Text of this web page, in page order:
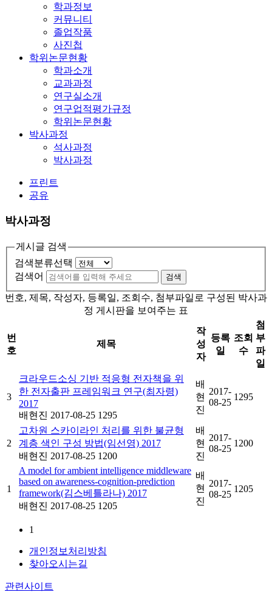
학과정보
커뮤니티
졸업작품
사진첩
학위논문현황
학과소개
교과과정
연구실소개
연구업적평가규정
학위논문현황
박사과정
석사과정
박사과정
프린트
공유
박사과정
게시글 검색
검색분류선택
검색어
검색
번호, 제목, 작성자, 등록일, 조회수, 첨부파일로 구성된 박사과
정 게시판을 보여주는 표
번
호
제목
작
성
자
등록
일
조회
수
첨
부
파
일
3
크라우드소싱 기반 적응형 전자책을 위
한 전자출판 프레임워크 연구(최자령)
2017
배현진 2017-08-25 1295
배
현
진
2017-
08-25
1295
2
고차원 스카이라인 처리를 위한 불균형
계층 색인 구성 방법(임선영) 2017
배현진 2017-08-25 1200
배
현
진
2017-
08-25
1200
1
A model for ambient intelligence middleware
based on awareness-cognition-prediction
framework(김스베틀라나) 2017
배현진 2017-08-25 1205
배
현
진
2017-
08-25
1205
1
개인정보처리방침
찾아오시는길
관련사이트